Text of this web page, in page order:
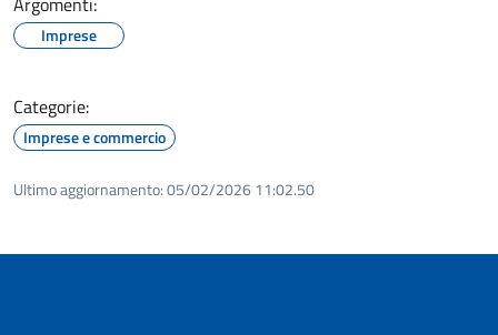
Imprese
Categorie:
Imprese e commercio
Ultimo aggiornamento:05/02/2026 11:02.50